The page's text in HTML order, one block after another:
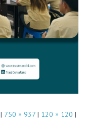
| 750 × 937 | 120 × 120 |